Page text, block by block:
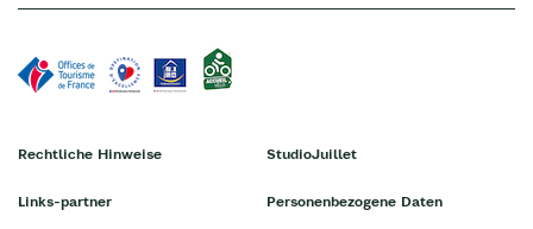
Rechtliche Hinweise
Links-partner
StudioJuillet
Personenbezogene Daten